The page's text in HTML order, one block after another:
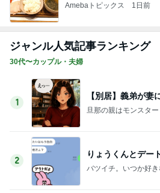
Amebaトピックス 1日前
ジャンル人気記事ランキング
30代〜カップル・夫婦
1
【別居】義弟が妻
旦那の親はモンスタ
2
りょうくんとデー
バツイチ。いつか好